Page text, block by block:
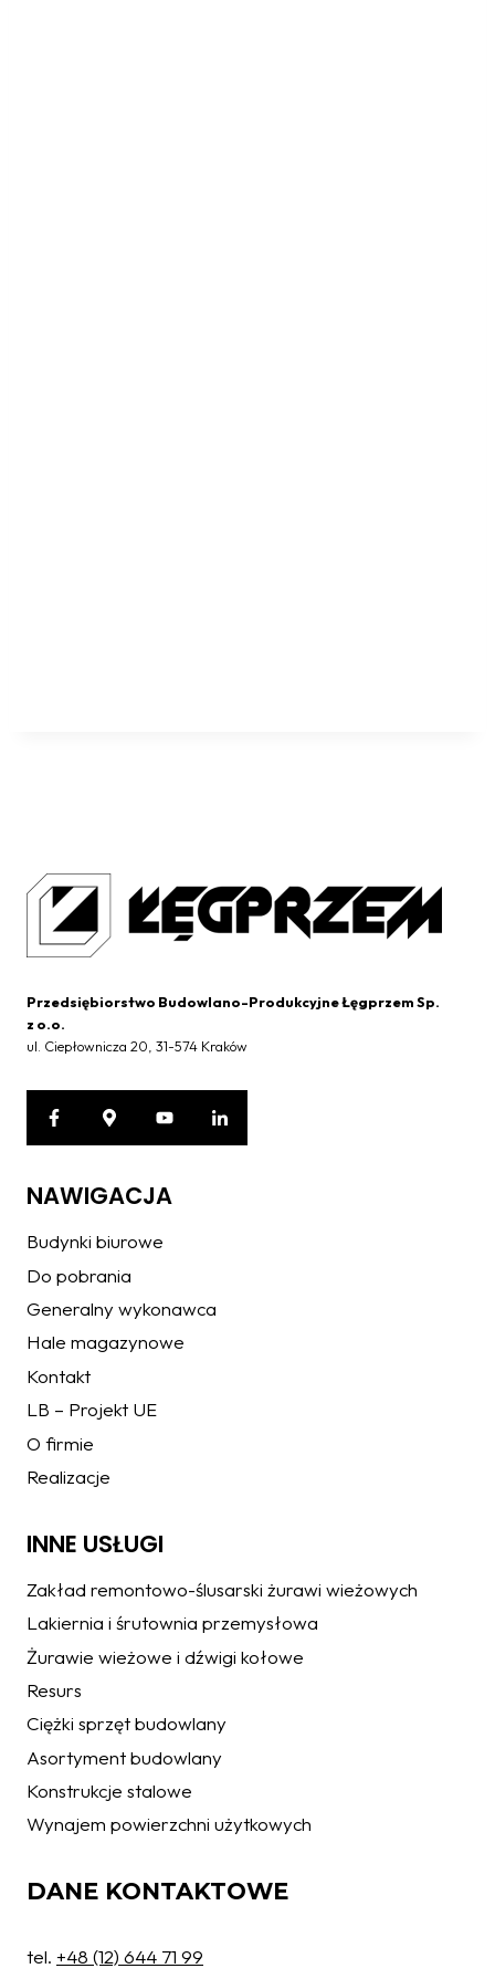
Przedsiębiorstwo Budowlano-Produkcyjne Łęgprzem Sp.
z o.o.
ul. Ciepłownicza 20, 31-574 Kraków
NAWIGACJA
Budynki biurowe
Do pobrania
Generalny wykonawca
Hale magazynowe
Kontakt
LB – Projekt UE
O firmie
Realizacje
INNE USŁUGI
Zakład remontowo-ślusarski żurawi wieżowych
Lakiernia i śrutownia przemysłowa
Żurawie wieżowe i dźwigi kołowe
Resurs
Ciężki sprzęt budowlany
Asortyment budowlany
Konstrukcje stalowe
Wynajem powierzchni użytkowych
DANE KONTAKTOWE
tel. +48 (12) 644 71 99